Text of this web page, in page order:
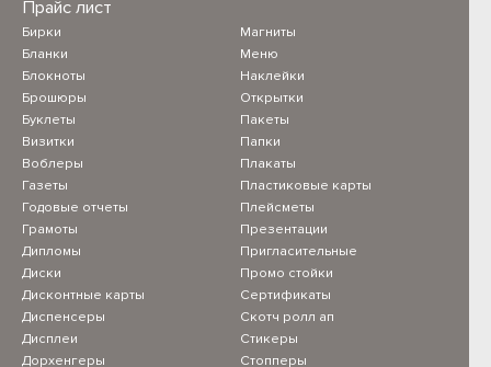
Прайс лист
Бирки
Бланки
Блокноты
Брошюры
Буклеты
Визитки
Воблеры
Газеты
Годовые отчеты
Грамоты
Дипломы
Диски
Дисконтные карты
Диспенсеры
Дисплеи
Дорхенгеры
Магниты
Меню
Наклейки
Открытки
Пакеты
Папки
Плакаты
Пластиковые карты
Плейсметы
Презентации
Пригласительные
Промо стойки
Сертификаты
Скотч ролл ап
Стикеры
Стопперы